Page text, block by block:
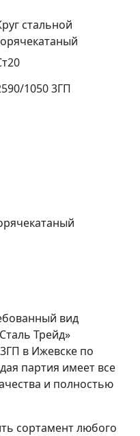
стальной
1050 3ГП
вид
Трейд»
в Ижевске по
партия имеет все
и полностью
сортамент любого